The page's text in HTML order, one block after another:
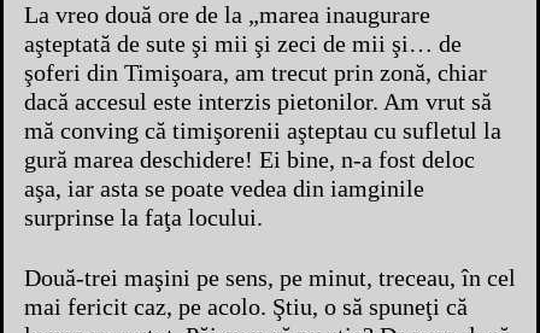
La vreo două ore de la „marea inaugurare
aşteptată de sute şi mii şi zeci de mii şi… de
şoferi din Timişoara, am trecut prin zonă, chiar
dacă accesul este interzis pietonilor. Am vrut să
mă conving că timişorenii aşteptau cu sufletul la
gură marea deschidere! Ei bine, n-a fost deloc
aşa, iar asta se poate vedea din iamginile
surprinse la faţa locului.
Două-trei maşini pe sens, pe minut, treceau, în cel
mai fericit caz, pe acolo. Ştiu, o să spuneţi că